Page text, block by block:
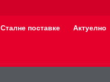
Сталне поставке Актуелно